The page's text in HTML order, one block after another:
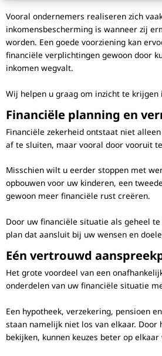
Vooral ondernemers realiseren zich
inkomensbescherming is wanneer zij
worden. Een goede voorziening kan
financiële verplichtingen gewoon door
inkomen wegvalt.
Wij helpen u graag om inzicht te krijgen
Financiële planning en
Financiële zekerheid ontstaat niet
af te sluiten, maar vooral door vooruit
Misschien wilt u eerder stoppen met
opbouwen voor uw kinderen, een
gewoon meer financiële rust creëren.
Door uw financiële situatie als geheel
plan dat aansluit bij uw wensen en
Eén vertrouwd
Het grote voordeel van een
onderdelen van uw financiële situatie
Een hypotheek, verzekering, pensioen
staan namelijk niet los van elkaar.
bekijken, kunnen keuzes beter op